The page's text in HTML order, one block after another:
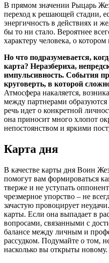
В прямом значении Рыцарь
переход к решающей стадии,
энергичность в действиях и
бы то ни стало. Вероятнее
характеру человека, о котором
Но что подразумевается,
карта? Неразбериха,
импульсивность. События
круговерть, в которой
Атмосфера накаляется,
между партнерами образуются
речь идет о конкретной
она приносит много хлопот
непостоянством и яркими
Карта дня
В качестве карты дня Воин
помогут вам формироваться
тверже и не уступать
чрезмерное упорство – не
зачастую провоцирует
карты. Если она выпадает в
вопросами, связанными с
балансе между личным и
рассудком. Подумайте о том,
насколько вы открыты новому.